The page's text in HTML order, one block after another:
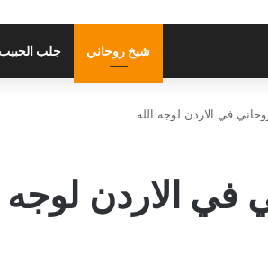
شيخ روحاني جلب الحبيب
في الاردن لوجه الله
في الاردن لوجه